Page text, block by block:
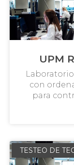
UPM
con
para
TESTEO DE